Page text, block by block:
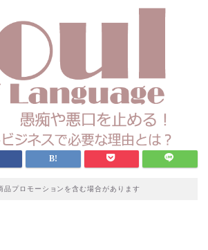
品プロモーションを含む場合があります